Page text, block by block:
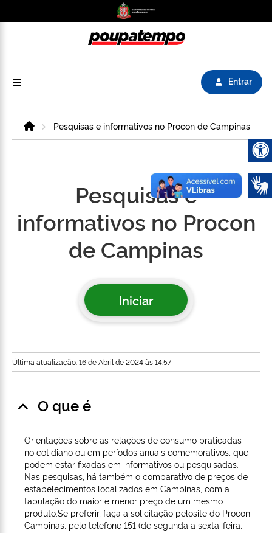
Entrar
HomePesquisas e informativos no Procon de Campinas
Pesquisas e
informativos no Procon
de Campinas
Iniciar
Última atualização: 16 de Abril de 2024 às 14:57
O que é
Orientações sobre as relações de consumo praticadas
no cotidiano ou em períodos anuais comemorativos, que
podem estar fixadas em informativos ou pesquisadas.
Nas pesquisas, há também o comparativo de preços de
estabelecimentos localizados em Campinas, com a
tabulação do maior e menor preço de um mesmo
produto.Se preferir, faça a solicitação pelosite do Procon
Campinas, pelo telefone 151 (de segunda a sexta-feira,